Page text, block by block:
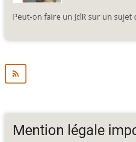
Peut-on faire un JdR sur un sujet
Mention légale